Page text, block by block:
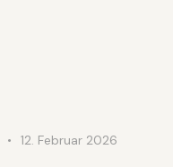
12. Februar 2026